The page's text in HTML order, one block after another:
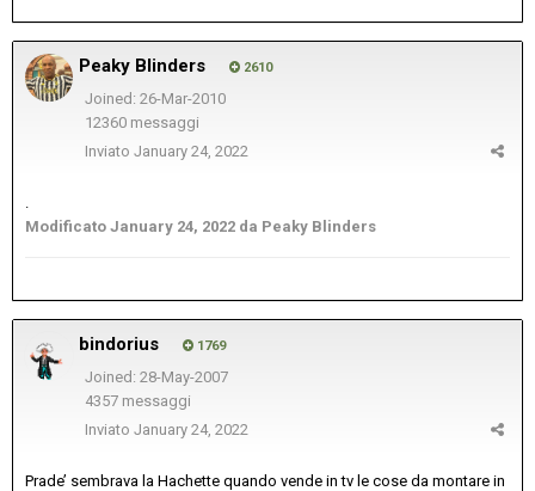
Peaky Blinders 2610
Joined: 26-Mar-2010
12360 messaggi
Inviato January 24, 2022
Modificato January 24, 2022 da Peaky Blinders
bindorius 1769
Joined: 28-May-2007
4357 messaggi
Inviato January 24, 2022
Prade’ sembrava la Hachette quando vende in tv le cose da montare in